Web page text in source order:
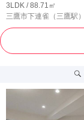
3LDK / 88.71㎡
三鷹市下連雀 （三鷹駅）